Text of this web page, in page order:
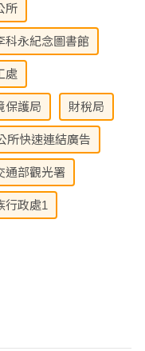
所
科永紀念圖書館
處
保護局 財稅局
所快速連結廣告
通部觀光署
行政處1